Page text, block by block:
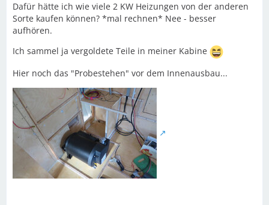
Dafür hätte ich wie viele 2 KW Heizungen von der anderen
Sorte kaufen können? *mal rechnen* Nee - besser
aufhören.
Ich sammel ja vergoldete Teile in meiner Kabine
Hier noch das "Probestehen" vor dem Innenausbau...